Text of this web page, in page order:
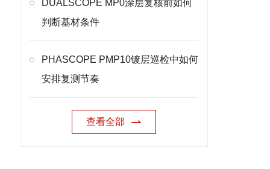
DUALSCOPE MP0涂层复核前如何
判断基材条件
PHASCOPE PMP10镀层巡检中如何
安排复测节奏
查看全部